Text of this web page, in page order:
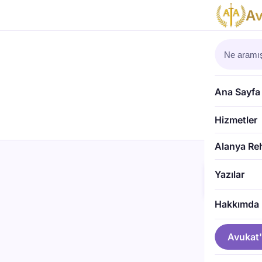
A
Ana Sayfa
Hizmetler
Alanya
Yazılar
Hakkımda
Alanya
arabuluculuk
değil; sorun
Alanya'da